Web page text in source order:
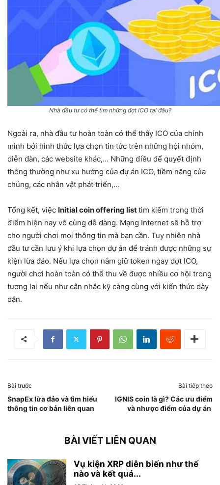
Nhà đầu tư có thể tìm những đợt ICO tại đâu?
Ngoài ra, nhà đầu tư hoàn toàn có thể thấy ICO của chính
mình bởi hình thức lựa chọn tin tức trên những hội nhóm,
diễn đàn, các website khác,… Những điều để quyết định
thông thường như xu hướng của dự án ICO, tiềm năng của
chúng, các nhân vật phát triển,…
Tổng kết, việc Initial coin offering listtìm kiếm trong thời
điểm hiện nay vô cùng dễ dàng. Mạng Internet sẽ hỗ trợ
cho người chơi mọi thông tin mà bạn cần. Tuy nhiên nhà
đầu tư cần lưu ý khi lựa chọn dự án để tránh được những sự
kiện lừa đảo. Nếu lựa chọn nắm giữ token ngay đợt ICO,
người chơi hoàn toàn có thể thu về được nhiều cơ hội trong
tương lai nếu như cân nhắc kỹ càng cùng với kiến thức dày
dặn.
Bài trước
SnapEx lừa đảo và tìm hiểu
thông tin cơ bản liên quan
Bài tiếp theo
IGNIS coin là gì? Các ưu điểm
và nhược điểm của dự án
BÀI VIẾT LIÊN QUAN
Vụ kiện XRP diễn biến như thế
nào và kết quả...